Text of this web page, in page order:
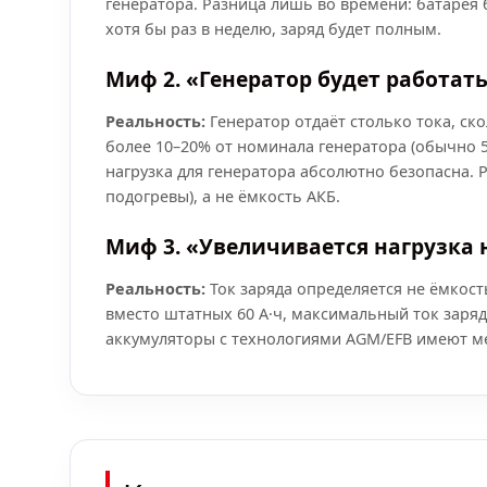
хотя бы раз в неделю, заряд будет полным.
Миф 2. «Генератор будет
Реальность: Генератор отдаёт столько тока,
более 10–20% от номинала генератора
нагрузка для генератора абсолютно
подогревы), а не ёмкость АКБ.
Миф 3. «Увеличивается
Реальность: Ток заряда определяется не
вместо штатных 60 А·ч, максимальный ток
аккумуляторы с технологиями AGM/EFB имеют